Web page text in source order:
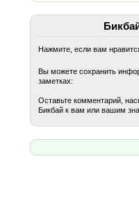
Нажмите, если вам
Вы можете сохранить
заметках:
Оставьте комментарий,
Бикбай к вам или вашим